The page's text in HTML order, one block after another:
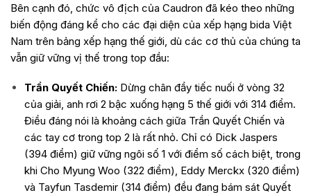
Bên cạnh đó, chức vô địch của Caudron đã kéo theo những
biến động đáng kể cho các đại diện của xếp hạng bida Việt
Nam trên bảng xếp hạng thế giới, dù các cơ thủ của chúng ta
vẫn giữ vững vị thế trong top đầu:
Trần Quyết Chiến: Dừng chân đầy tiếc nuối ở vòng 32
của giải, anh rơi 2 bậc xuống hạng 5 thế giới với 314 điểm.
Điều đáng nói là khoảng cách giữa Trần Quyết Chiến và
các tay cơ trong top 2 là rất nhỏ. Chỉ có Dick Jaspers
(394 điểm) giữ vững ngôi số 1 với điểm số cách biệt, trong
khi Cho Myung Woo (322 điểm), Eddy Merckx (320 điểm)
và Tayfun Tasdemir (314 điểm) đều đang bám sát Quyết